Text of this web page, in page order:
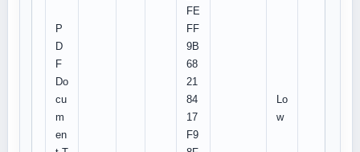
P
D
F
Do
cu
m
en
FE
FF
9B
68
21
84
17
F9
Lo
w